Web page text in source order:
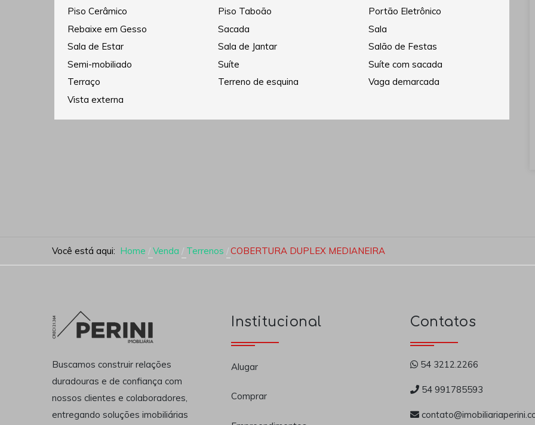
Piso Cerâmico
Piso Taboão
Portão Eletrônico
Rebaixe em Gesso
Sacada
Sala
Sala de Estar
Sala de Jantar
Salão de Festas
Semi-mobiliado
Suíte
Suíte com sacada
Terraço
Terreno de esquina
Vaga demarcada
Vista externa
Você está aqui: Home Venda Terrenos COBERTURA DUPLEX MEDIANEIRA
Buscamos construir relações
duradouras e de confiança com
nossos clientes e colaboradores,
entregando soluções imobiliárias
Institucional
Alugar
Comprar
Contatos
54 3212.2266
54 991785593